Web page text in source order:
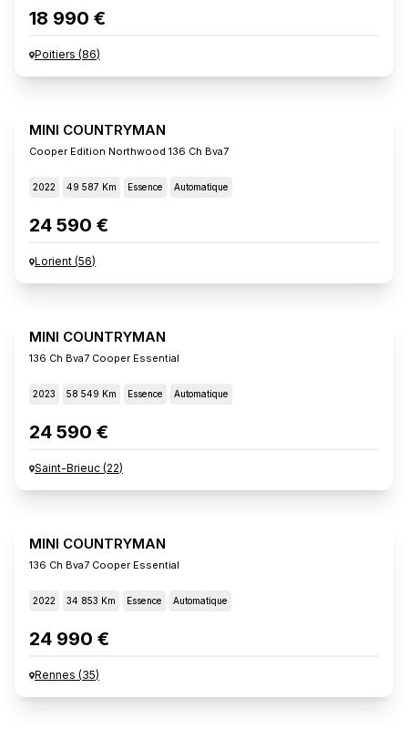
18 990 €
Poitiers (86)
MINI COUNTRYMAN
Cooper Edition Northwood 136 Ch Bva7
2022 49 587 Km Essence Automatique
24 590 €
Lorient (56)
MINI COUNTRYMAN
136 Ch Bva7 Cooper Essential
2023 58 549 Km Essence Automatique
24 590 €
Saint-Brieuc (22)
MINI COUNTRYMAN
136 Ch Bva7 Cooper Essential
2022 34 853 Km Essence Automatique
24 990 €
Rennes (35)